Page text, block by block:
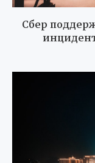
Сбер